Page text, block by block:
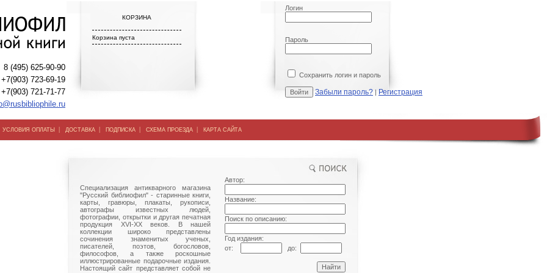
8 (495) 625-90-90
+7(903) 723-69-19
+7(903) 721-71-77
КОРЗИНА
Корзина пуста
Логин
Пароль
Сохранить логин и пароль
Забыли пароль? | Регистрация
УСЛОВИЯ ОПЛАТЫ | ДОСТАВКА | ПОДПИСКА | СХЕМА ПРОЕЗДА | КАРТА САЙТА
Специализация антикварного магазина
"Русский библиофил" - старинные книги,
карты, гравюры, плакаты, рукописи,
автографы известных людей,
фотографии, открытки и другая печатная
продукция XVI-XX веков. В нашей
коллекции широко представлены
сочинения знаменитых ученых,
писателей, поэтов, богословов,
философов, а также роскошные
иллюстрированные подарочные издания.
Настоящий сайт представляет собой не
Автор:
Название:
Поиск по описанию:
Год издания:
от:
до: